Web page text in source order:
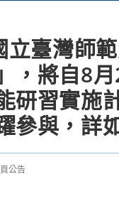
臺灣師
，將自8
研習實施
參與，詳
公告